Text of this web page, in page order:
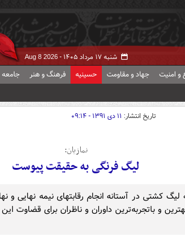
شنبه ۱۷ مرداد ۱۴۰۵ - Aug 8 2026
و امنیت جهاد و مقاومت حسینیه فرهنگ و هنر جامعه
تاریخ انتشار: ۱۱ دی ۱۳۹۱ - ۰۹:۱۴
نمازیان:
لیگ فرنگی به حقیقت پیوست
کشتی در آستانه انجام رقابتهای نیمه نهایی و
و باتجربه‌ترین داوران و ناظران برای قضاوت